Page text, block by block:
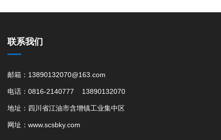
联系我们
邮箱：13890132070@163.com
电话：0816-2140777 13890132070
地址：四川省江油市含增镇工业集中区
网址：www.scsbky.com